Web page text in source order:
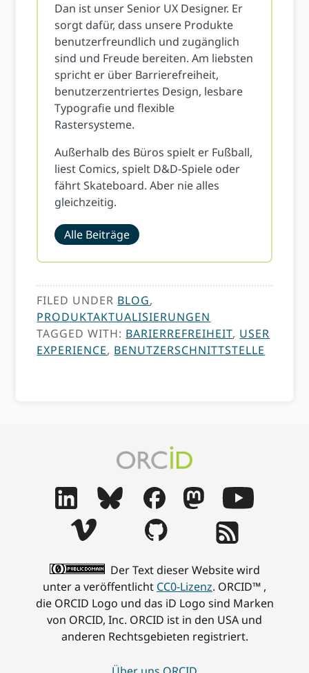
Dan ist unser Senior UX Designer. Er
sorgt dafür, dass unsere Produkte
benutzerfreundlich und zugänglich
sind und Freude bereiten. Am liebsten
spricht er über Barrierefreiheit,
benutzerzentriertes Design, lesbare
Typografie und flexible
Rastersysteme.
Außerhalb des Büros spielt er Fußball,
liest Comics, spielt D&D-Spiele oder
fährt Skateboard. Aber nie alles
gleichzeitig.
Alle Beiträge
FILED UNDER BLOG,
PRODUKTAKTUALISIERUNGEN
TAGGED WITH: BARIERREFREIHEIT, USER
EXPERIENCE, BENUTZERSCHNITTSTELLE
Der Text dieser Website wird
unter a veröffentlicht CC0-Lizenz. ORCID™ ,
die ORCID Logo und das iD Logo sind Marken
von ORCID, Inc. ORCID ist in den USA und
anderen Rechtsgebieten registriert.